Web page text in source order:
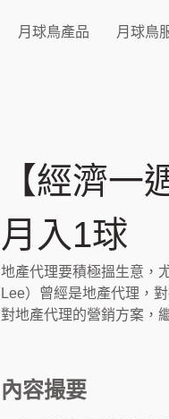
月球鳥產品 月球鳥
【經濟
月入1球
地產代理要積極搵生意，
Lee）曾經是地產代理，
對地產代理的營銷方案，
內容撮要